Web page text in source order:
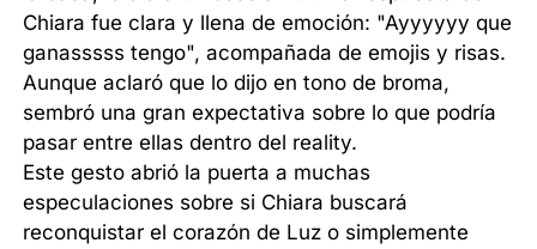
Chiara fue clara y llena de emoción: "Ayyyyyy que
ganasssss tengo", acompañada de emojis y risas.
Aunque aclaró que lo dijo en tono de broma,
sembró una gran expectativa sobre lo que podría
pasar entre ellas dentro del reality.
Este gesto abrió la puerta a muchas
especulaciones sobre si Chiara buscará
reconquistar el corazón de Luz o simplemente